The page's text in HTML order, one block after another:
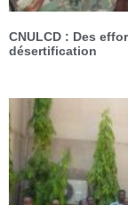
CNULCD : Des
désertification